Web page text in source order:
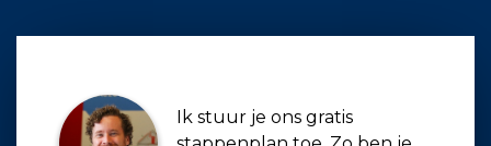
Ik stuur je ons gratis